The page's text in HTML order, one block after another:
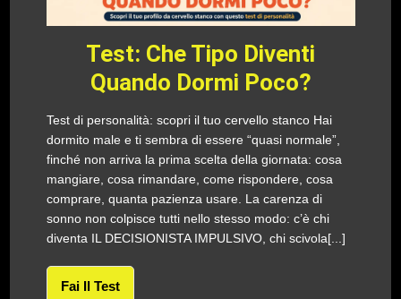
Test: Che Tipo Diventi
Quando Dormi Poco?
Test di personalità: scopri il tuo cervello stanco Hai
dormito male e ti sembra di essere “quasi normale”,
finché non arriva la prima scelta della giornata: cosa
mangiare, cosa rimandare, come rispondere, cosa
comprare, quanta pazienza usare. La carenza di
sonno non colpisce tutti nello stesso modo: c’è chi
diventa IL DECISIONISTA IMPULSIVO, chi scivola[...]
Fai Il Test